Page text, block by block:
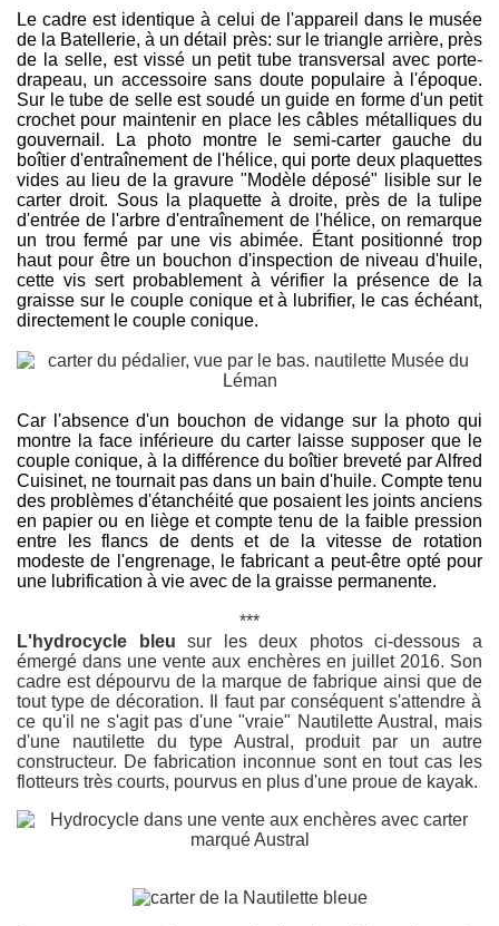
Le cadre est identique à celui de l'appareil dans le musée
de la Batellerie, à un détail près: sur le triangle arrière, près
de la selle, est vissé un petit tube transversal avec porte-
drapeau, un accessoire sans doute populaire à l'époque.
Sur le tube de selle est soudé un guide en forme d'un petit
crochet pour maintenir en place les câbles métalliques du
gouvernail. La photo montre le semi-carter gauche du
boîtier d'entraînement de l'hélice, qui porte deux plaquettes
vides au lieu de la gravure "Modèle déposé" lisible sur le
carter droit. Sous la plaquette à droite, près de la tulipe
d'entrée de l'arbre d'entraînement de l'hélice, on remarque
un trou fermé par une vis abimée. Étant positionné trop
haut pour être un bouchon d'inspection de niveau d'huile,
cette vis sert probablement à vérifier la présence de la
graisse sur le couple conique et à lubrifier, le cas échéant,
directement le couple conique.
Car l'absence d'un bouchon de vidange sur la photo qui
montre la face inférieure du carter laisse supposer que le
couple conique, à la différence du boîtier breveté par Alfred
Cuisinet, ne tournait pas dans un bain d'huile. Compte tenu
des problèmes d'étanchéité que posaient les joints anciens
en papier ou en liège et compte tenu de la faible pression
entre les flancs de dents et de la vitesse de rotation
modeste de l'engrenage, le fabricant a peut-être opté pour
une lubrification à vie avec de la graisse permanente.
***
L'hydrocycle bleu sur les deux photos ci-dessous a
émergé dans une vente aux enchères en juillet 2016. Son
cadre est dépourvu de la marque de fabrique ainsi que de
tout type de décoration. Il faut par conséquent s'attendre à
ce qu'il ne s'agit pas d'une "vraie" Nautilette Austral, mais
d'une nautilette du type Austral, produit par un autre
constructeur. De fabrication inconnue sont en tout cas les
flotteurs très courts, pourvus en plus d'une proue de kayak.